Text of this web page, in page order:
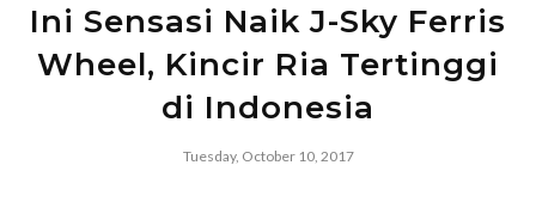
Ini Sensasi Naik J-Sky Ferris
Wheel, Kincir Ria Tertinggi
di Indonesia
Tuesday, October 10, 2017